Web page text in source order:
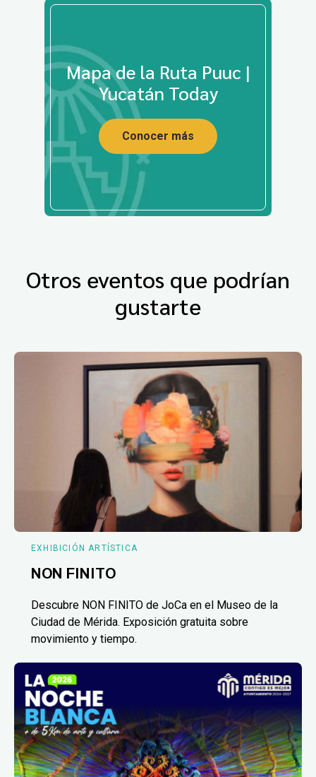
Mapa de la Ruta Puuc |
Yucatán Today
Conocer más
Otros eventos que podrían
gustarte
EXHIBICIÓN ARTÍSTICA
NON FINITO
Descubre NON FINITO de JoCa en el Museo de la
Ciudad de Mérida. Exposición gratuita sobre
movimiento y tiempo.